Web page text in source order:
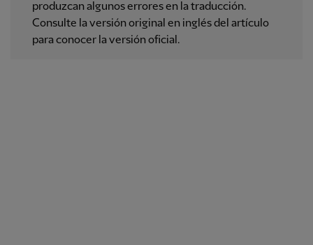
produzcan algunos errores en la traducción.
Consulte la versión original en inglés del artículo
para conocer la versión oficial.